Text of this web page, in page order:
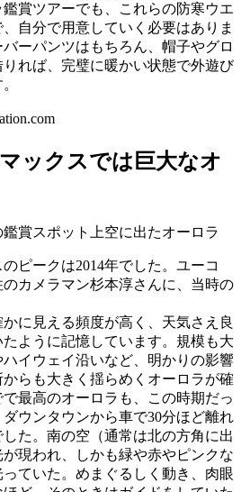
賞ツアーでも、これらの防寒ウエ
自分で用意していく必要はありま
ーパンツはもちろん、帽子やグロ
れば、完璧に暖かい状態で外遊び
ックスでは巨大なオ
賞スポット上空に出たオーロラ
ピークは2014年でした。ユーコ
カメラマン杉本淳さんに、当時の
かに見える頻度が高く、天気さえ良
ように記憶しています。規模も大
イウェイ沿いなど、明かりの影響
らも大きく揺らめくオーロラが確
最高のオーロラも、この時期だっ
ウンタウンから車で30分ほど離れ
た。南の空（通常は北の方角に出
現われ、しかも緑や赤やピンクな
ていた。めまぐるしく動き、肉眼